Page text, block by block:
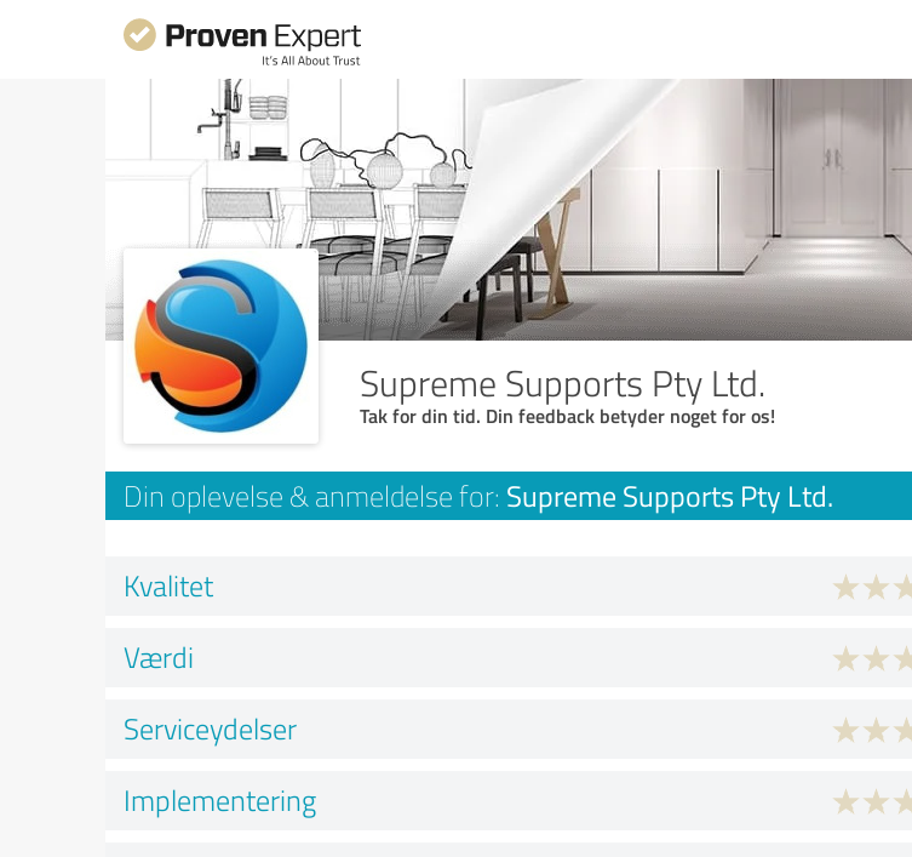
Supreme Supports Pty Ltd.
Tak for din tid. Din feedback betyder noget for os!
Din oplevelse & anmeldelse for: Supreme Supports Pty Ltd.
Kvalitet
Værdi
Serviceydelser
Implementering